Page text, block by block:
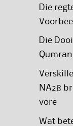
Die
Die
NA28
vore
Wat